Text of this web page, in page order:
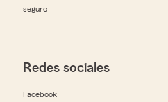
seguro
Redes sociales
Facebook